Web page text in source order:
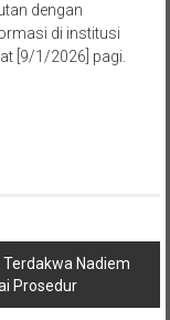
dengan
di institusi
[9/1/2026] pagi.
Nadiem
Prosedur